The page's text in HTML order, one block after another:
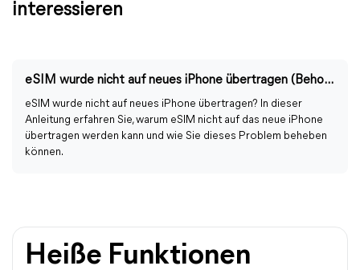
interessieren
eSIM wurde nicht auf neues iPhone übertragen (Behoben)
eSIM wurde nicht auf neues iPhone übertragen? In dieser
Anleitung erfahren Sie, warum eSIM nicht auf das neue iPhone
übertragen werden kann und wie Sie dieses Problem beheben
können.
Heiße Funktionen